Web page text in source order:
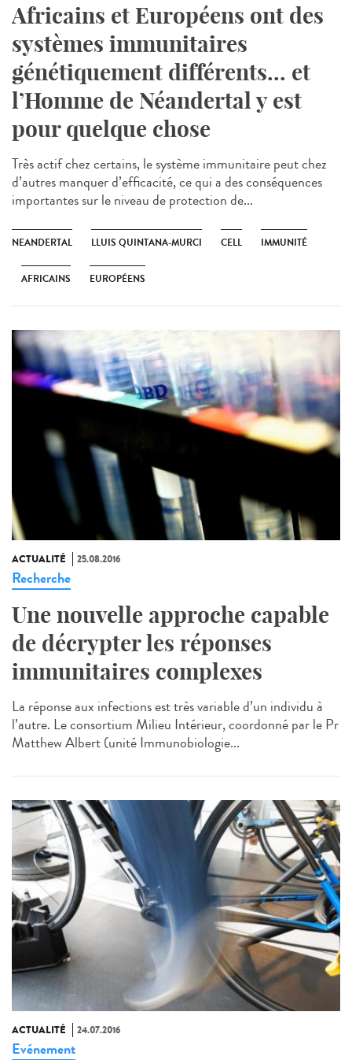
Africains et Européens ont des
systèmes immunitaires
génétiquement différents... et
l’Homme de Néandertal y est
pour quelque chose
Très actif chez certains, le système immunitaire peut chez
d’autres manquer d’efficacité, ce qui a des conséquences
importantes sur le niveau de protection de...
NEANDERTAL LLUIS QUINTANA-MURCI CELL IMMUNITÉ
AFRICAINS EUROPÉENS
ACTUALITÉ 25.08.2016
Recherche
Une nouvelle approche capable
de décrypter les réponses
immunitaires complexes
La réponse aux infections est très variable d’un individu à
l’autre. Le consortium Milieu Intérieur, coordonné par le Pr
Matthew Albert (unité Immunobiologie...
ACTUALITÉ 24.07.2016
Evénement